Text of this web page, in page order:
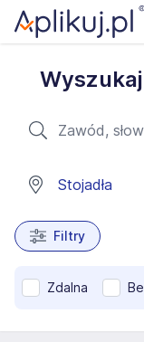
Filtry
Zdalna